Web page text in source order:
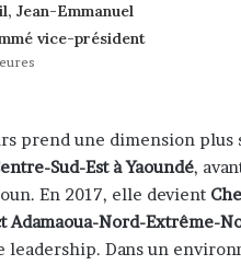
Jean-Emmanuel
vice-président
prend une dimension
Sud-Est à Yaoundé,
En 2017, elle devient
Adamaoua-Nord-Extrême-
leadership. Dans un